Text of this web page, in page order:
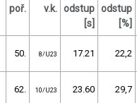
poř. v.k. odstup
[s]
odstup
[%]
50. 8/U23 17.21 22,2
62. 10/U23 23.60 29,7